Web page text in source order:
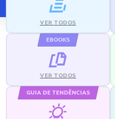
VER TODOS
EBOOKS
VER TODOS
GUIA DE TENDÊNCIAS